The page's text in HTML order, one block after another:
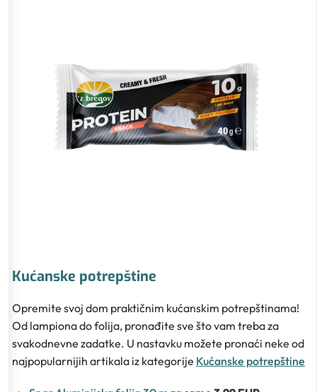
Kućanske potrepštine
Opremite svoj dom praktičnim kućanskim potrepštinama!
Od lampiona do folija, pronađite sve što vam treba za
svakodnevne zadatke. U nastavku možete pronaći neke od
najpopularnijih artikala iz kategorije Kućanske potrepštine